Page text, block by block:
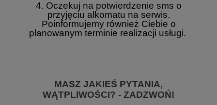
4. Oczekuj na potwierdzenie sms o
przyjęciu alkomatu na serwis.
Poinformujemy również Ciebie o
planowanym terminie realizacji usługi.
MASZ JAKIEŚ PYTANIA,
WĄTPLIWOŚCI? - ZADZWOŃ!